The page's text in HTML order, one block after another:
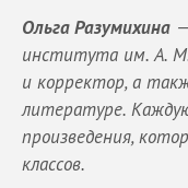
Ольга Разумихина
института им. А. М.
и корректор, а
литературе.
произведения,
классов.